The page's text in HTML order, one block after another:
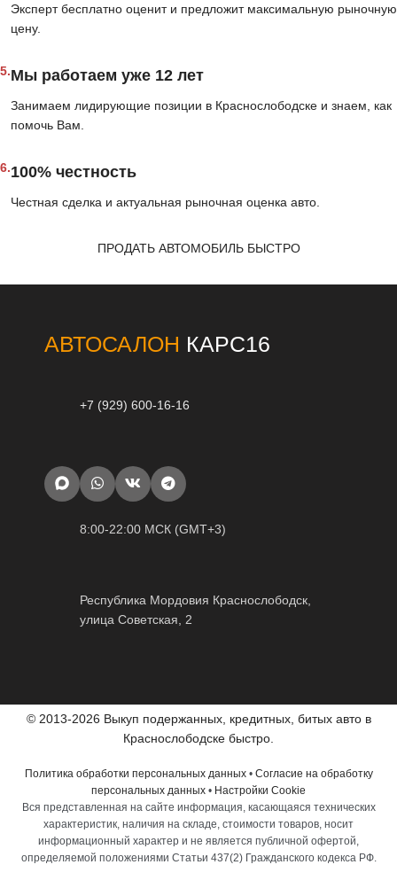
Эксперт бесплатно оценит и предложит максимальную рыночную
цену.
5.Мы работаем уже 12 лет
Занимаем лидирующие позиции в Краснослободске и знаем, как
помочь Вам.
6.100% честность
Честная сделка и актуальная рыночная оценка авто.
ПРОДАТЬ АВТОМОБИЛЬ БЫСТРО
АВТОСАЛОН КАРС16
+7 (929) 600-16-16
8:00-22:00 МСК (GMT+3)
Республика Мордовия Краснослободск,
улица Советская, 2
⛽
CARS16
91668
© 2013-2026 Выкуп подержанных, кредитных, битых авто в
Краснослободске быстро.
Политика обработки персональных данных• Согласие на обработку
персональных данных • Настройки Cookie
Вся представленная на сайте информация, касающаяся технических
характеристик, наличия на складе, стоимости товаров, носит
информационный характер и не является публичной офертой,
определяемой положениями Статьи 437(2) Гражданского кодекса РФ.